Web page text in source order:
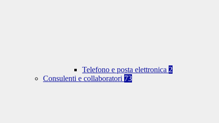
Telefono e posta elettronica 2
Consulenti e collaboratori 73